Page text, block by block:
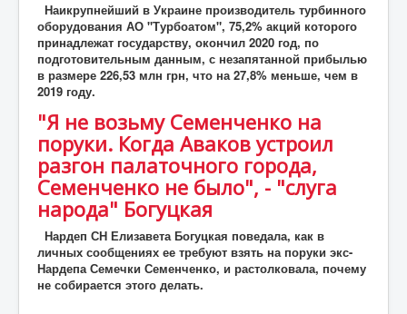
Наикрупнейший в Украине производитель турбинного
оборудования АО "Турбоатом", 75,2% акций которого
принадлежат государству, окончил 2020 год, по
подготовительным данным, с незапятанной прибылью
в размере 226,53 млн грн, что на 27,8% меньше, чем в
2019 году.
"Я не возьму Семенченко на
поруки. Когда Аваков устроил
разгон палаточного города,
Семенченко не было", - "слуга
народа" Богуцкая
Нардеп СН Елизавета Богуцкая поведала, как в
личных сообщениях ее требуют взять на поруки экс-
Нардепа Семечки Семенченко, и растолковала, почему
не собирается этого делать.